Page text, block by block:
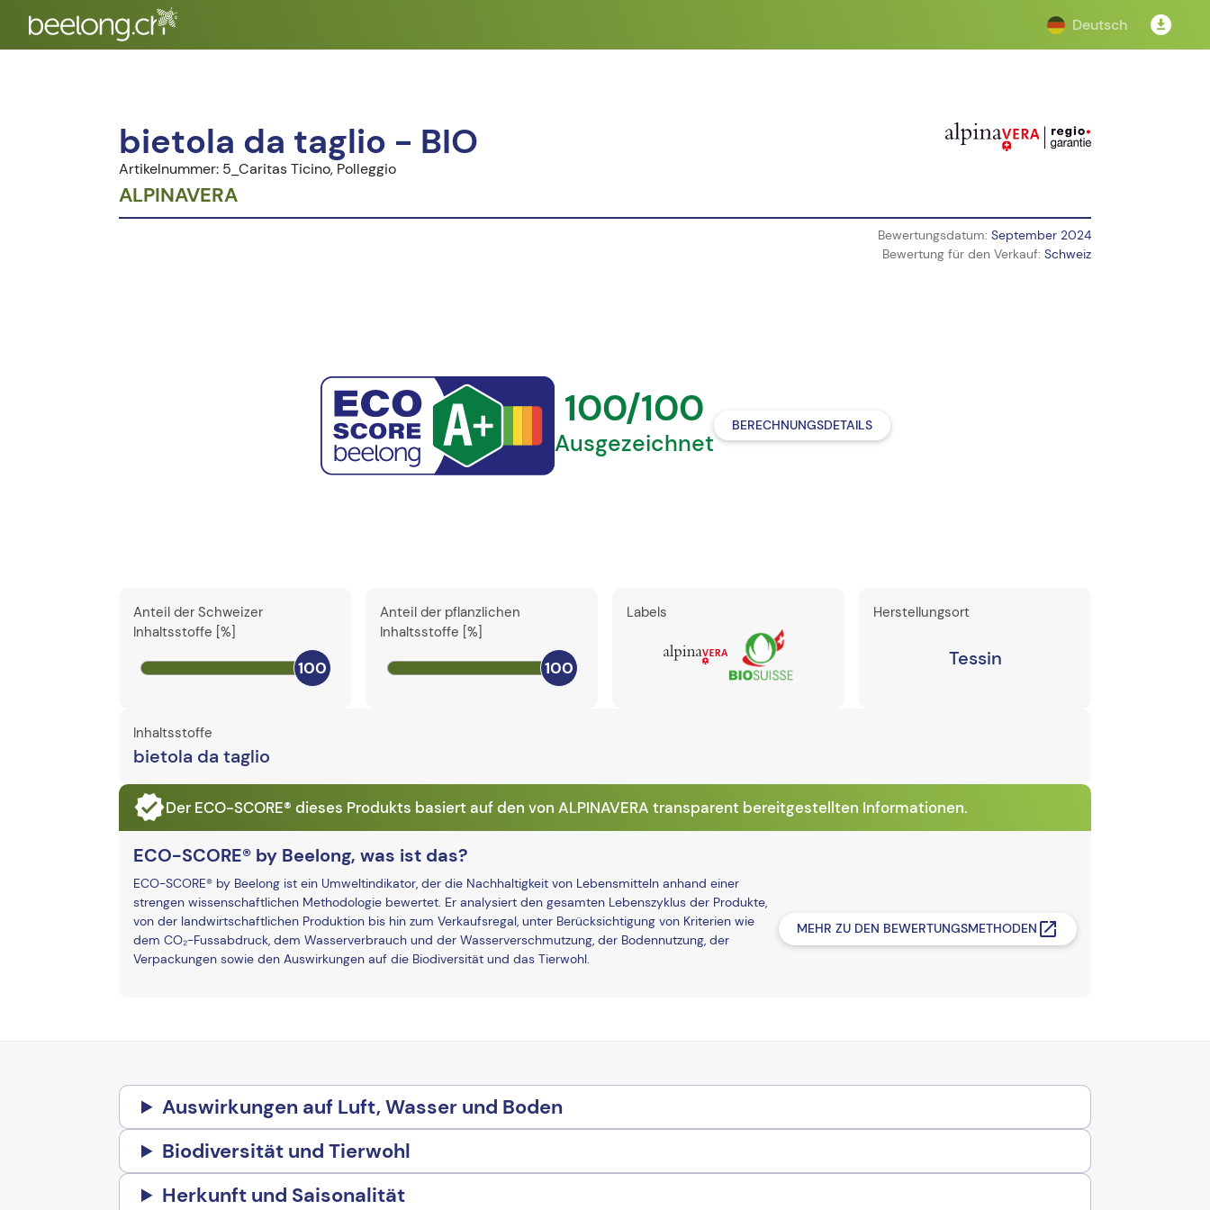
Deutsch
bietola da taglio - BIO
Artikelnummer: 5_Caritas Ticino, Polleggio
ALPINAVERA
Bewertungsdatum: September 2024
Bewertung für den Verkauf: Schweiz
100/100
Ausgezeichnet
BERECHNUNGSDETAILS
Anteil der Schweizer
Inhaltsstoffe [%]
100
Anteil der pflanzlichen
Inhaltsstoffe [%]
100
Labels Herstellungsort
Tessin
Inhaltsstoffe
bietola da taglio
Der ECO-SCORE® dieses Produkts basiert auf den von ALPINAVERA transparent bereitgestellten Informationen.
ECO-SCORE® by Beelong, was ist das?
ECO-SCORE® by Beelong ist ein Umweltindikator, der die Nachhaltigkeit von Lebensmitteln anhand einer
strengen wissenschaftlichen Methodologie bewertet. Er analysiert den gesamten Lebenszyklus der Produkte,
von der landwirtschaftlichen Produktion bis hin zum Verkaufsregal, unter Berücksichtigung von Kriterien wie
dem CO₂-Fussabdruck, dem Wasserverbrauch und der Wasserverschmutzung, der Bodennutzung, der
Verpackungen sowie den Auswirkungen auf die Biodiversität und das Tierwohl.
MEHR ZU DEN BEWERTUNGSMETHODEN
Auswirkungen auf Luft, Wasser und Boden
Biodiversität und Tierwohl
Herkunft und Saisonalität